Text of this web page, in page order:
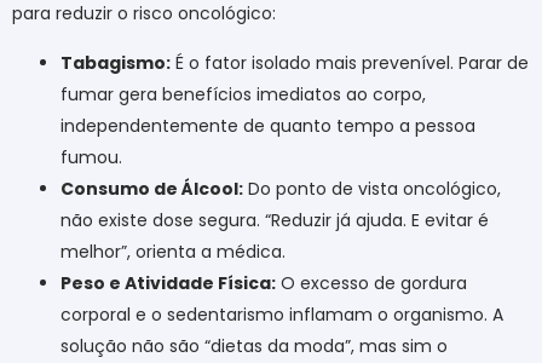
para reduzir o risco oncológico:
Tabagismo: É o fator isolado mais prevenível. Parar de
fumar gera benefícios imediatos ao corpo,
independentemente de quanto tempo a pessoa
fumou.
Consumo de Álcool: Do ponto de vista oncológico,
não existe dose segura. “Reduzir já ajuda. E evitar é
melhor”, orienta a médica.
Peso e Atividade Física: O excesso de gordura
corporal e o sedentarismo inflamam o organismo. A
solução não são “dietas da moda”, mas sim o